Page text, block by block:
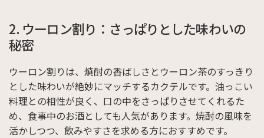
2. ウーロン割り：さっぱりとした味わいの
秘密
ウーロン割りは、焼酎の香ばしさとウーロン茶のすっきり
とした味わいが絶妙にマッチするカクテルです。油っこい
料理との相性が良く、口の中をさっぱりさせてくれるた
め、食事中のお酒としても人気があります。焼酎の風味を
活かしつつ、飲みやすさを求める方におすすめです。